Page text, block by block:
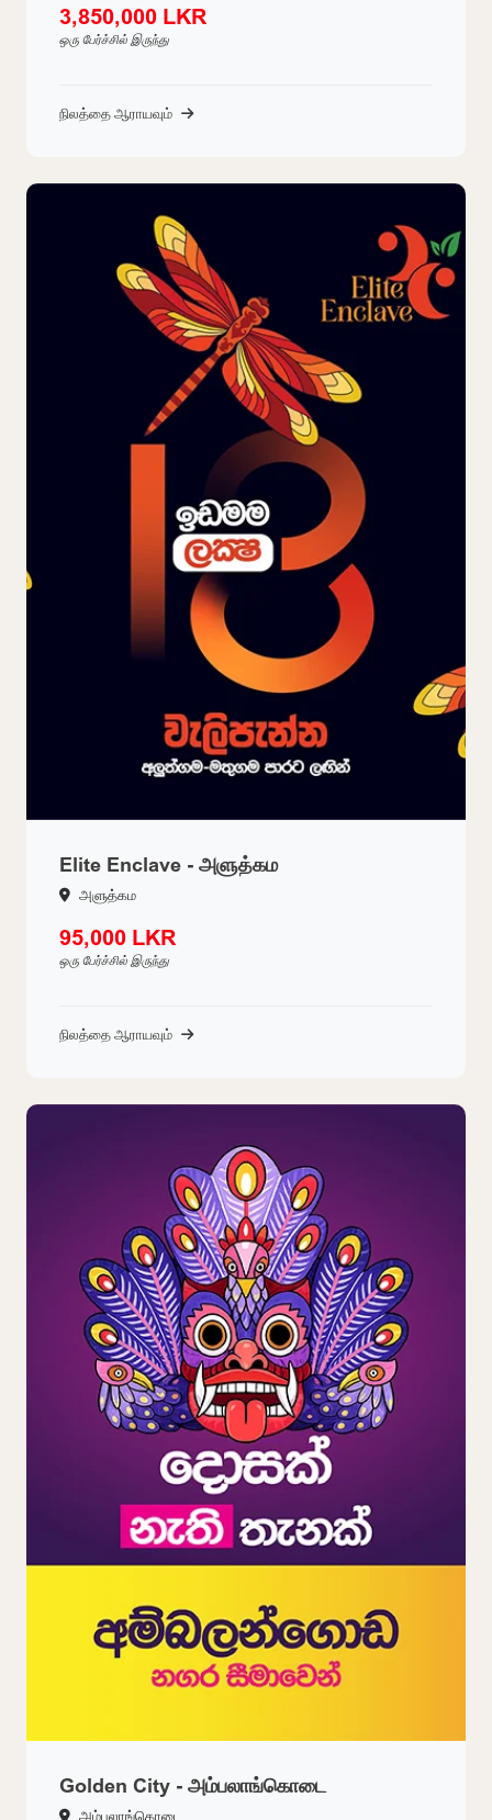
3,850,000 LKR
ஒரு பேர்ச்சில் இருந்து
நிலத்தை ஆராயவும்
Elite Enclave - அளுத்கம
அளுத்கம
95,000 LKR
ஒரு பேர்ச்சில் இருந்து
நிலத்தை ஆராயவும்
Golden City - அம்பலாங்கொடை
அம்பலாங்கொடை